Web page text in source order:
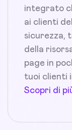
integrato
ai clienti
sicurezza,
della
page in
tuoi clienti
Scopri di